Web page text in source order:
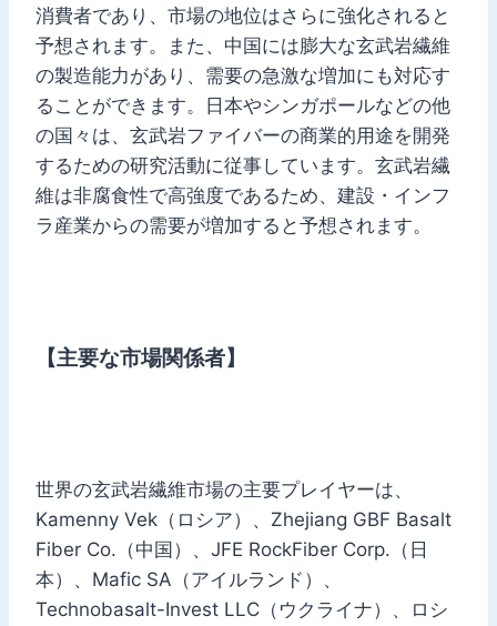
消費者であり、市場の地位はさらに強化されると
予想されます。また、中国には膨大な玄武岩繊維
の製造能力があり、需要の急激な増加にも対応す
ることができます。日本やシンガポールなどの他
の国々は、玄武岩ファイバーの商業的用途を開発
するための研究活動に従事しています。玄武岩繊
維は非腐食性で高強度であるため、建設・インフ
ラ産業からの需要が増加すると予想されます。
【主要な市場関係者】
世界の玄武岩繊維市場の主要プレイヤーは、
Kamenny Vek（ロシア）、Zhejiang GBF Basalt
Fiber Co.（中国）、JFE RockFiber Corp.（日
本）、Mafic SA（アイルランド）、
Technobasalt-Invest LLC（ウクライナ）、ロシ